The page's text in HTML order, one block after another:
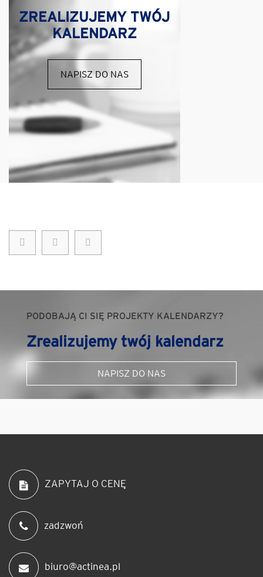
ZREALIZUJEMY TWÓJ
KALENDARZ
NAPISZ DO NAS
PODOBAJĄ CI SIĘ PROJEKTY KALENDARZY?
Zrealizujemy twój kalendarz
NAPISZ DO NAS
ZAPYTAJ O CENĘ
zadzwoń
biuro@actinea.pl